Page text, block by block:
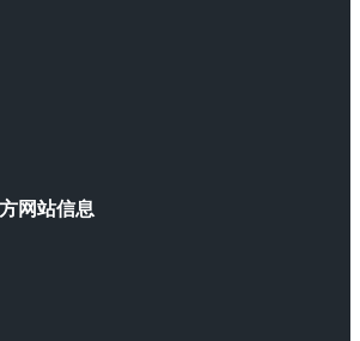
网站信息